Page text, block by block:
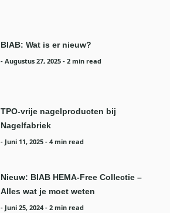
BIAB: Wat is er nieuw?
- Augustus 27, 2025 - 2 min read
TPO-vrije nagelproducten bij
Nagelfabriek
- Juni 11, 2025 - 4 min read
Nieuw: BIAB HEMA‑Free Collectie –
Alles wat je moet weten
- Juni 25, 2024 - 2 min read